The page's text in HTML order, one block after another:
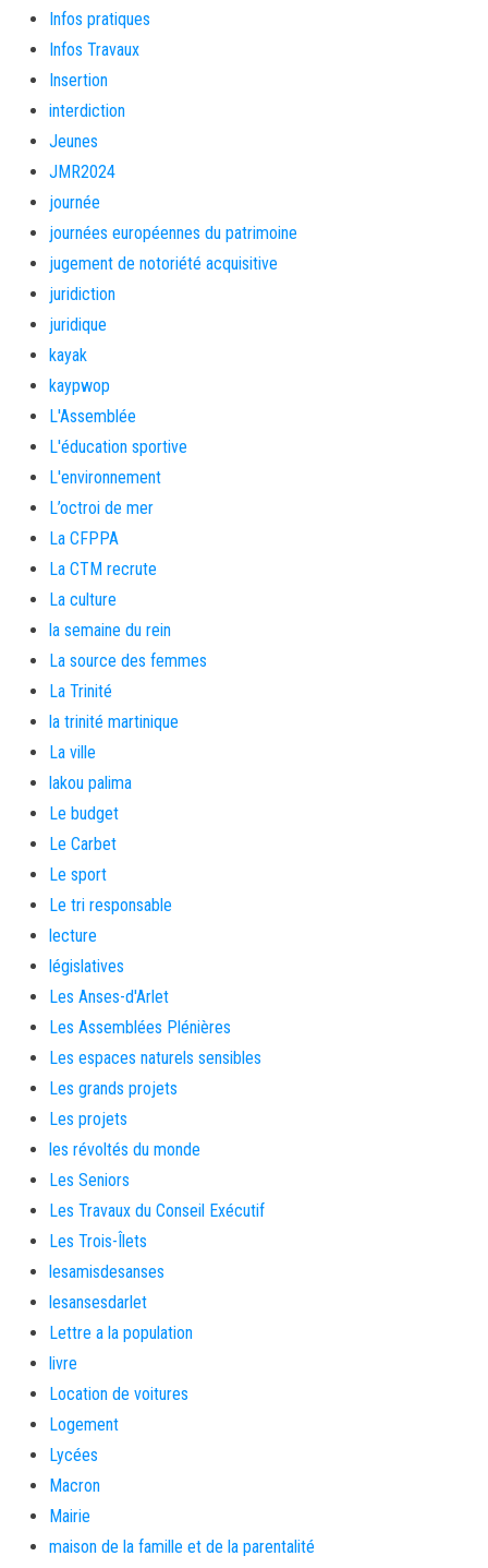
Infos pratiques
Infos Travaux
Insertion
interdiction
Jeunes
JMR2024
journée
journées européennes du patrimoine
jugement de notoriété acquisitive
juridiction
juridique
kayak
kaypwop
L'Assemblée
L'éducation sportive
L'environnement
L’octroi de mer
La CFPPA
La CTM recrute
La culture
la semaine du rein
La source des femmes
La Trinité
la trinité martinique
La ville
lakou palima
Le budget
Le Carbet
Le sport
Le tri responsable
lecture
législatives
Les Anses-d'Arlet
Les Assemblées Plénières
Les espaces naturels sensibles
Les grands projets
Les projets
les révoltés du monde
Les Seniors
Les Travaux du Conseil Exécutif
Les Trois-Îlets
lesamisdesanses
lesansesdarlet
Lettre a la population
livre
Location de voitures
Logement
Lycées
Macron
Mairie
maison de la famille et de la parentalité